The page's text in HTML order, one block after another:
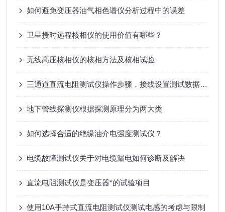
如何避免变压器油气相色谱仪分析过程中的误差
卫星授时远程核相仪的使用价值有哪些？
无线高压核相仪的核相方法及核相试验
三通道直流电阻测试仪操作步骤，接线设置测试数据保存完整使用教程
地下管线探测仪根据探测原理分为两大类
如何选择合适的绝缘油介电强度测试仪？
电缆故障测试仪关于对电缆漏电如何诊断及解决
直流电阻测试仪是变压器*的试验项目
使用10A手持式直流电阻测试仪测试电感的考虑与限制